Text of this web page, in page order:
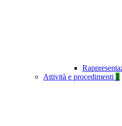
Attività e procedimenti 1